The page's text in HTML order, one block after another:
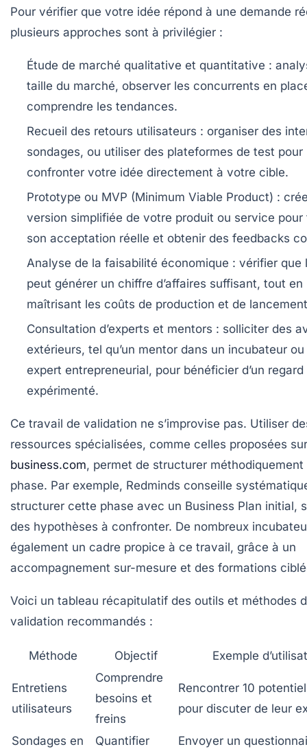
Pour vérifier que votre idée répond à une demande
plusieurs approches sont à privilégier :
Étude de marché qualitative et quantitative :
taille du marché, observer les concurrents en
comprendre les tendances.
Recueil des retours utilisateurs : organiser des
sondages, ou utiliser des plateformes de test pour
confronter votre idée directement à votre cible.
Prototype ou MVP (Minimum Viable Product) :
version simplifiée de votre produit ou service pour
son acceptation réelle et obtenir des feedbacks
Analyse de la faisabilité économique : vérifier que
peut générer un chiffre d’affaires suffisant, tout en
maîtrisant les coûts de production et de
Consultation d’experts et mentors : solliciter des
extérieurs, tel qu’un mentor dans un incubateur ou
expert entrepreneurial, pour bénéficier d’un regard
expérimenté.
Ce travail de validation ne s’improvise pas. Utiliser
ressources spécialisées, comme celles proposées
business.com, permet de structurer
phase. Par exemple, Redminds conseille
structurer cette phase avec un Business Plan initial,
des hypothèses à confronter. De nombreux
également un cadre propice à ce travail, grâce à un
accompagnement sur-mesure et des formations
Voici un tableau récapitulatif des outils et méthodes
validation recommandés :
Méthode Objectif Exemple
Entretiens
utilisateurs
Comprendre
besoins et
freins
Rencontrer 10
pour discuter de leur
Sondages en
Quantifier
Envoyer un